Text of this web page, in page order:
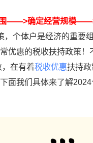
——>确定经营规模
个体户是经济的重要
惠的税收扶持政策！
在有着税收优惠扶持
面我们具体来了解